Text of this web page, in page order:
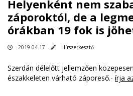
Helyenként nem
záporoktól, de a
órákban 19 fok is
2019.04.17 Hírszerkesztő
Szerdán délelőtt jellemzően
északkeleten várható záporeső.- írja